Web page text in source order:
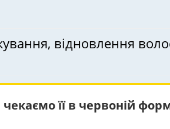
відновлення
її в червоній